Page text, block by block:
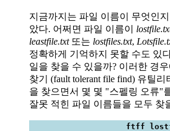
지금까지는 파일 이름이 무엇인
았다. 어쩌면 파일 이름이
leastfile.txt또는 lostfiles.txt,
정확하게 기억하지 못할 수도 있
일을 찾을 수 있을까? 이러한 경
찾기 (fault tolerant file find) 유틸
을 찾으면서 몇 몇 "스펠링 오류"
잘못 적힌 파일 이름들을 모두 찾
ftff